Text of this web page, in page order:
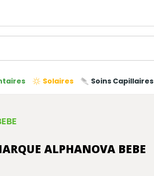
Solaires Soins Capillaires
ALPHANOVA BEBE